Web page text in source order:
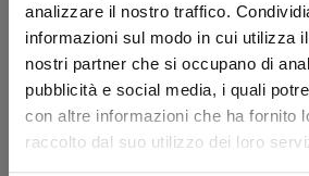
analizzare il nostro traffico.
informazioni sul modo in cui utilizza
nostri partner che si occupano di
pubblicità e social media, i quali
con altre informazioni che ha fornito
raccolto dal suo utilizzo dei loro
A+A LE AVVENTURE DI ARCHER
AD ASTRA
AJIN - DEMI HUMAN